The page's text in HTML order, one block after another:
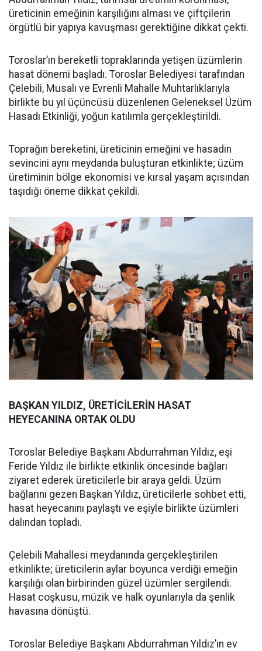
üreticinin emeğinin karşılığını alması ve çiftçilerin
örgütlü bir yapıya kavuşması gerektiğine dikkat çekti.
Toroslar’ın bereketli topraklarında yetişen üzümlerin
hasat dönemi başladı. Toroslar Belediyesi tarafından
Çelebili, Musalı ve Evrenli Mahalle Muhtarlıklarıyla
birlikte bu yıl üçüncüsü düzenlenen Geleneksel Üzüm
Hasadı Etkinliği, yoğun katılımla gerçekleştirildi.
Toprağın bereketini, üreticinin emeğini ve hasadın
sevincini aynı meydanda buluşturan etkinlikte; üzüm
üretiminin bölge ekonomisi ve kırsal yaşam açısından
taşıdığı öneme dikkat çekildi.
BAŞKAN YILDIZ, ÜRETİCİLERİN HASAT
HEYECANINA ORTAK OLDU
Toroslar Belediye Başkanı Abdurrahman Yıldız, eşi
Feride Yıldız ile birlikte etkinlik öncesinde bağları
ziyaret ederek üreticilerle bir araya geldi. Üzüm
bağlarını gezen Başkan Yıldız, üreticilerle sohbet etti,
hasat heyecanını paylaştı ve eşiyle birlikte üzümleri
dalından topladı.
Çelebili Mahallesi meydanında gerçekleştirilen
etkinlikte; üreticilerin aylar boyunca verdiği emeğin
karşılığı olan birbirinden güzel üzümler sergilendi.
Hasat coşkusu, müzik ve halk oyunlarıyla da şenlik
havasına dönüştü.
Toroslar Belediye Başkanı Abdurrahman Yıldız’ın ev